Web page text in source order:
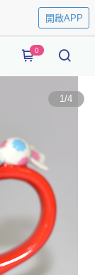
開啟APP
0
1/4